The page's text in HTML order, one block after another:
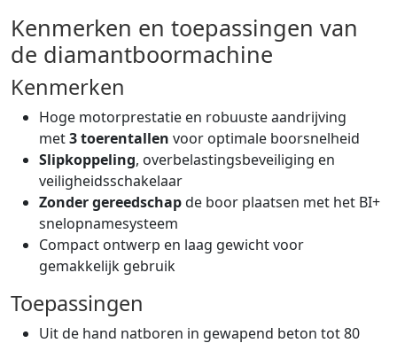
Kenmerken en toepassingen van
de diamantboormachine
Kenmerken
Hoge motorprestatie en robuuste aandrijving
met3 toerentallen voor optimale boorsnelheid
Slipkoppeling, overbelastingsbeveiliging en
veiligheidsschakelaar
Zonder gereedschapde boor plaatsen met het BI+
snelopnamesysteem
Compact ontwerp en laag gewicht voor
gemakkelijk gebruik
Toepassingen
Uit de hand natboren in gewapend beton tot 80